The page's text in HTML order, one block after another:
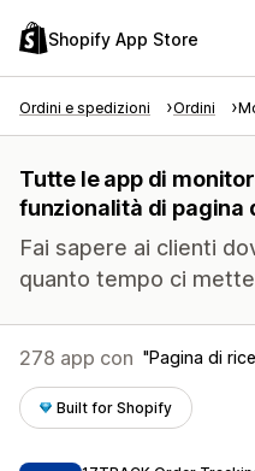
Shopify App Store
Ordini e spedizioni Ordini
Tutte le app di
funzionalità di pagina
Fai sapere ai clienti
quanto tempo ci
278 app con Pagina di
Built for Shopify